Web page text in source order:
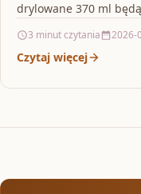
drylowane 370 ml
3 minut czytania 2026-
Czytaj więcej